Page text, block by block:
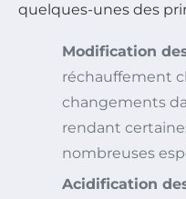
quelques-unes des
Modification
réchauffement
changements
rendant
nombreuses
Acidification